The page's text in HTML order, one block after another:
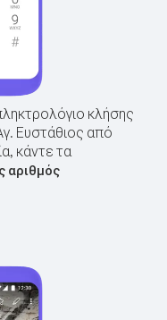
κλήσης
Ευστάθιος από
κάντε τα
αριθμός